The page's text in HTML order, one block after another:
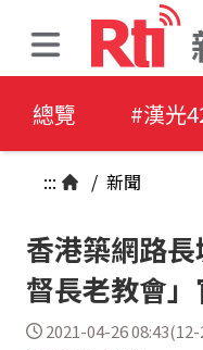
總覽 #漢光
::: / 新聞
香港築網路
督長老教會
2021-04-26